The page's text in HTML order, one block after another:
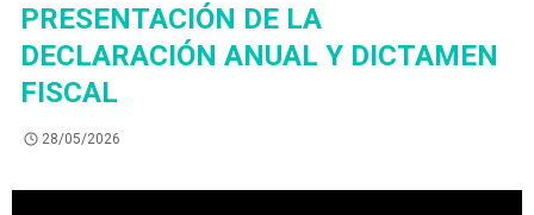
PRESENTACIÓN DE LA
DECLARACIÓN ANUAL Y DICTAMEN
FISCAL
28/05/2026